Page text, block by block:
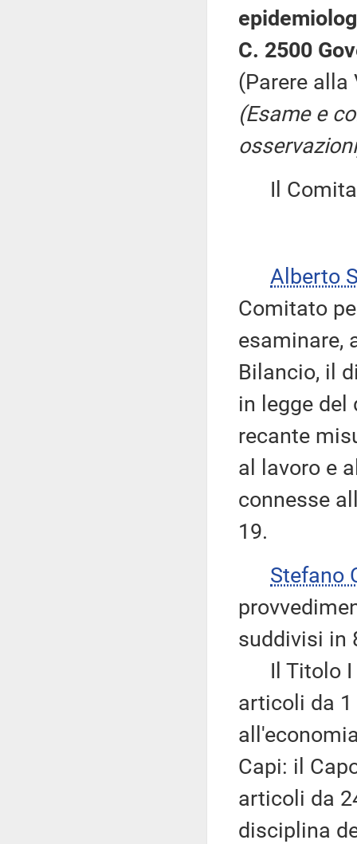
C. 2500
(Parere alla
(Esame e
Il
Alberto
Comitato
esaminare,
Bilancio, il
in legge del
recante
al lavoro e
connesse
19.
Stefano
suddivisi in
Il Titolo I
articoli da 1
Capi: il
articoli da
disciplina